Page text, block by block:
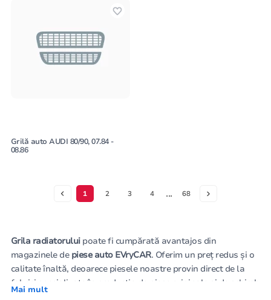
Grilă auto AUDI 80/90, 07.84 -
08.86
1 2 3 4 ... 68
Grila radiatoruluipoate fi cumpărată avantajos din
magazinele de piese auto EVryCAR. Oferim un preț redus și o
calitate înaltă, deoarece piesele noastre provin direct de la
fabrici specializate în producția de piese originale și de schimb
pentru vehicule. Acest lucru asigură o compatibilitate perfectă
Mai mult